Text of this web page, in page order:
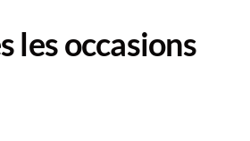
les occasions